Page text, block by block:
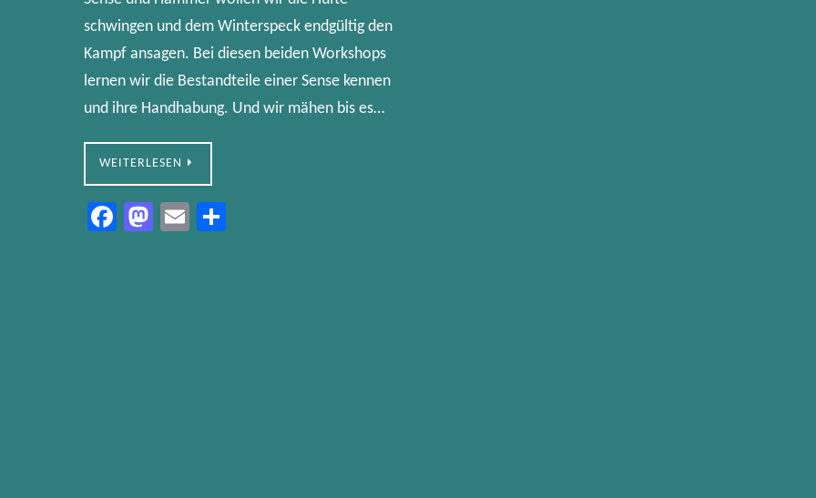
schwingen und dem Winterspeck endgültig den
Kampf ansagen. Bei diesen beiden Workshops
lernen wir die Bestandteile einer Sense kennen
und ihre Handhabung. Und wir mähen bis es…
WEITERLESEN
Fa
M
E